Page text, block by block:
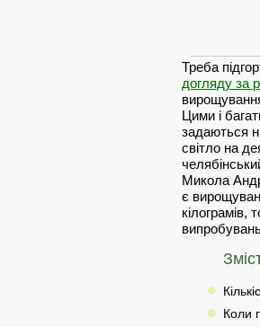
Треба
догляду за
Цими і
задаються
світло на
Микола
є
кілограмів,
Коли